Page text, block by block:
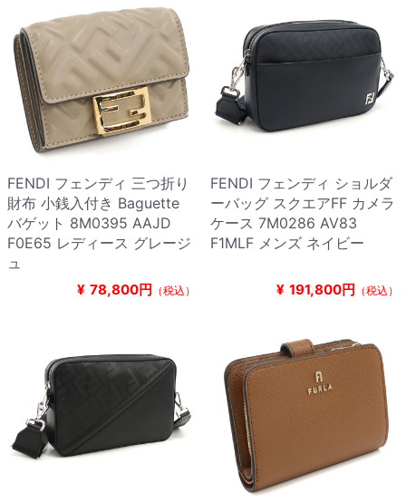
FENDI フェンディ 三つ折り
財布 小銭入付き Baguette
バゲット 8M0395 AAJD
F0E65 レディース グレージ
ュ
¥ 78,800円 （税込）
FENDI フェンディ ショルダ
ーバッグ スクエアFF カメラ
ケース 7M0286 AV83
F1MLF メンズ ネイビー
¥ 191,800円 （税込）